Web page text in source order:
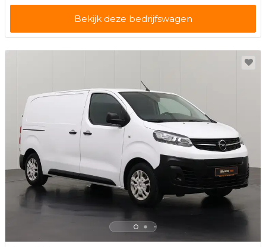
Bekijk deze bedrijfswagen